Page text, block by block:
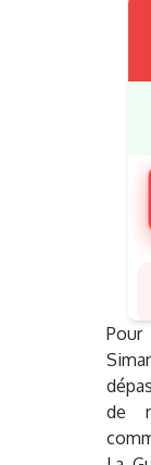
Pour
de